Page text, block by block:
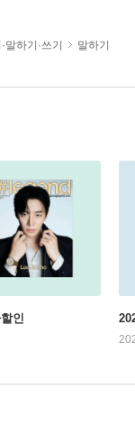
말하기·쓰기 말하기
인